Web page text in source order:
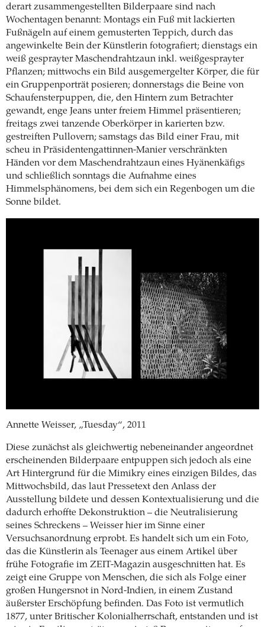
derart zusammengestellten Bilderpaare sind nach
Wochentagen benannt: Montags ein Fuß mit lackierten
Fußnägeln auf einem gemusterten Teppich, durch das
angewinkelte Bein der Künstlerin fotografiert; dienstags ein
weiß gesprayter Maschendrahtzaun inkl. weißgesprayter
Pflanzen; mittwochs ein Bild ausgemergelter Körper, die für
ein Gruppenporträt posieren; donnerstags die Beine von
Schaufensterpuppen, die, den Hintern zum Betrachter
gewandt, enge Jeans unter freiem Himmel präsentieren;
freitags zwei tanzende Oberkörper in karierten bzw.
gestreiften Pullovern; samstags das Bild einer Frau, mit
scheu in Präsidentengattinnen-Manier verschränkten
Händen vor dem Maschendrahtzaun eines Hyänenkäfigs
und schließlich sonntags die Aufnahme eines
Himmelsphänomens, bei dem sich ein Regenbogen um die
Sonne bildet.
Annette Weisser, „Tuesday“, 2011
Diese zunächst als gleichwertig nebeneinander angeordnet
erscheinenden Bilderpaare entpuppen sich jedoch als eine
Art Hintergrund für die Mimikry eines einzigen Bildes, das
Mittwochsbild, das laut Pressetext den Anlass der
Ausstellung bildete und dessen Kontextualisierung und die
dadurch erhoffte Dekonstruktion – die Neutralisierung
seines Schreckens – Weisser hier im Sinne einer
Versuchsanordnung erprobt. Es handelt sich um ein Foto,
das die Künstlerin als Teenager aus einem Artikel über
frühe Fotografie im ZEIT-Magazin ausgeschnitten hat. Es
zeigt eine Gruppe von Menschen, die sich als Folge einer
großen Hungersnot in Nord-Indien, in einem Zustand
äußerster Erschöpfung befinden. Das Foto ist vermutlich
1877, unter Britischer Kolonialherrschaft, entstanden und ist